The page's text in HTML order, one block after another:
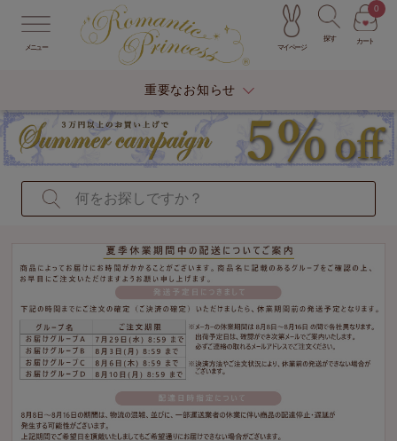
メニュー マイページ
探す カート
0
重要なお知らせ